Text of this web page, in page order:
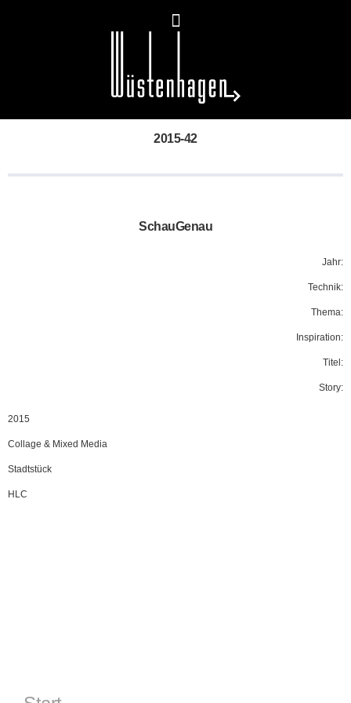
2015-42
SchauGenau
Jahr:
Technik:
Thema:
Inspiration:
Titel:
Story:
2015
Collage & Mixed Media
Stadtstück
HLC